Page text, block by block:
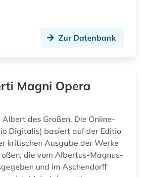
(1)
fid altertumswissenschaften - propylaeum (2)
fid anglo-american culture (1)
Zur Datenbank
Magni Opera
des Großen. Die Online-
Digitalis) basiert auf der Editio
kritischen Ausgabe der Werke
die vom Albertus-Magnus-
und im Aschendorff